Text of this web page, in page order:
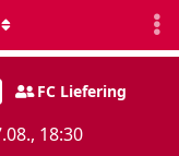
FC Liefering
18:30